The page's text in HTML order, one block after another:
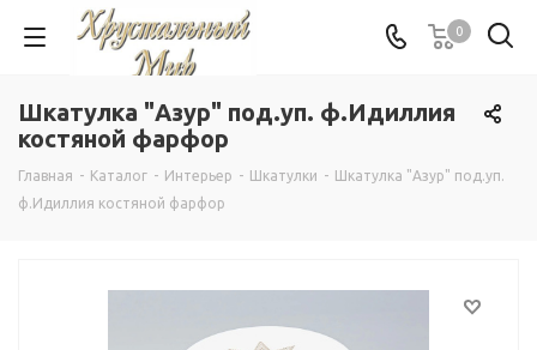
0
Шкатулка "Азур" под.уп. ф.Идиллия
костяной фарфор
Главная - Каталог - Интерьер - Шкатулки - Шкатулка "Азур" под.уп.
ф.Идиллия костяной фарфор